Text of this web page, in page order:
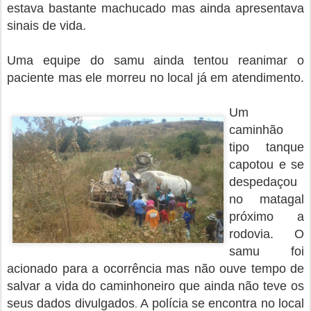
estava bastante machucado mas ainda apresentava
sinais de vida.
Uma equipe do samu ainda tentou reanimar o
paciente mas ele morreu no local já em atendimento.
Um
caminhão
tipo tanque
capotou e se
despedaçou
no matagal
próximo a
rodovia. O
samu foi
acionado para a ocorrência mas não ouve tempo de
salvar a vida do caminhoneiro que ainda não teve os
seus dados divulgados. A polícia se encontra no local